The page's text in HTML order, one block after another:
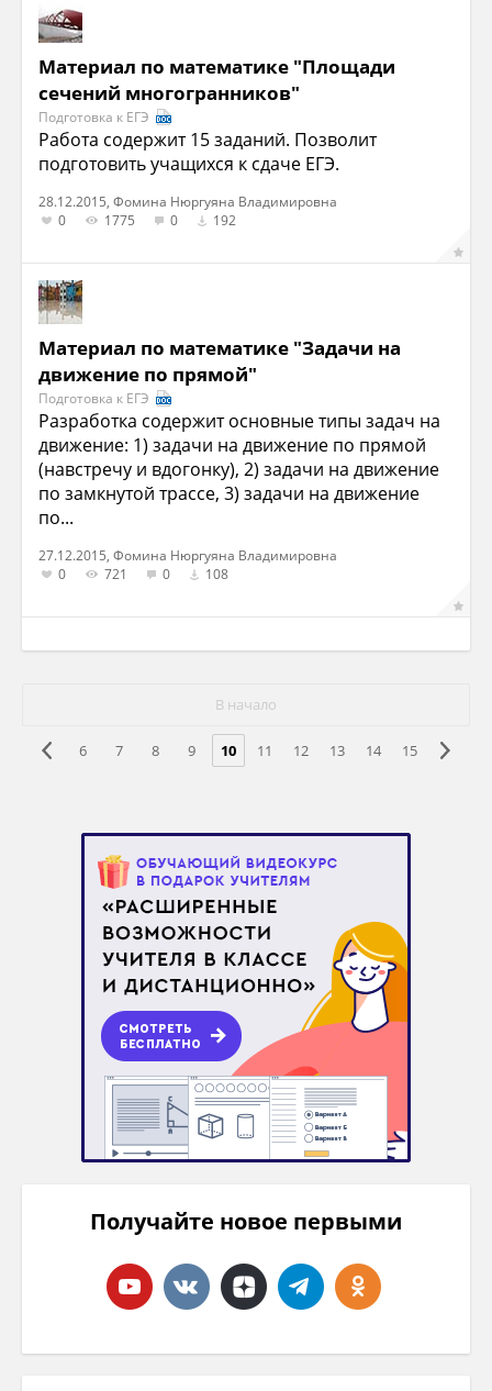
Материал по математике "Площади
сечений многогранников"
Подготовка к ЕГЭ
Работа содержит 15 заданий. Позволит
подготовить учащихся к сдаче ЕГЭ.
28.12.2015, Фомина Нюргуяна Владимировна
0
1775 0 192
Материал по математике "Задачи на
дви­же­ние по прямой"
Подготовка к ЕГЭ
Разработка содержит основные типы задач на
движение: 1) задачи на движение по прямой
(навстречу и вдогонку), 2) задачи на движение
по замкнутой трассе, 3) задачи на движение
по...
27.12.2015, Фомина Нюргуяна Владимировна
0
721 0 108
В начало
6 7 8 9 10 11 12 13 14 15
Получайте новое первыми